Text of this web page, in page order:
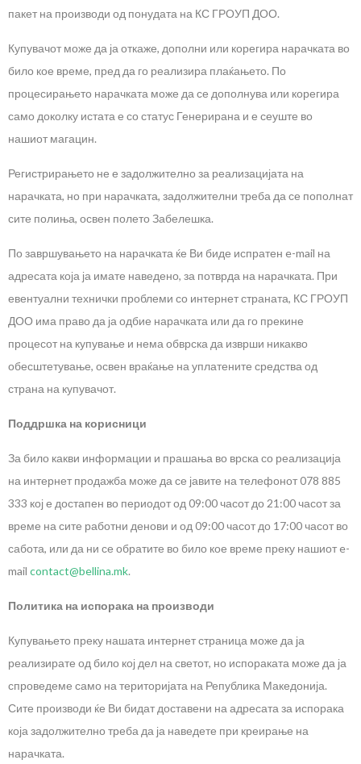
пакет на производи од понудата на КС ГРОУП ДОО.
Купувачот може да ја откаже, дополни или корегира нарачката во
било кое време, пред да го реализира плаќањето. По
процесирањето нарачката може да се дополнува или корегира
само доколку истата е со статус Генерирана и е сеуште во
нашиот магацин.
Регистрирањето не е задолжително за реализацијата на
нарачката, но при нарачката, задолжителни треба да се пополнат
сите полиња, освен полето Забелешка.
По завршувањето на нарачката ќе Ви биде испратен e-mail на
адресата која ја имате наведено, за потврда на нарачката. При
евентуални технички проблеми со интернет страната, КС ГРОУП
ДОО има право да ја одбие нарачката или да го прекине
процесот на купување и нема обврска да изврши никакво
обесштетување, освен враќање на уплатените средства од
страна на купувачот.
Поддршка на корисници
За било какви информации и прашања во врска со реализација
на интернет продажба може да се јавите на телефонот 078 885
333 кој е достапен во периодот од 09:00 часот до 21:00 часот за
време на сите работни денови и од 09:00 часот до 17:00 часот во
сабота, или да ни се обратите во било кое време преку нашиот e-
mail contact@bellina.mk.
Политика на испорака на производи
Купувањето преку нашата интернет страница може да ја
реализирате од било кој дел на светот, но испораката може да ја
спроведеме само на територијата на Република Македонија.
Сите производи ќе Ви бидат доставени на адресата за испорака
која задолжително треба да ја наведете при креирање на
нарачката.